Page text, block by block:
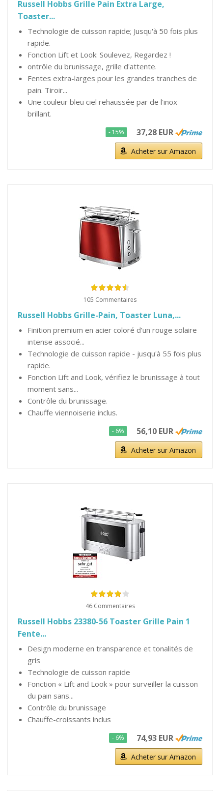
Russell Hobbs Grille Pain Extra Large,
Toaster...
Technologie de cuisson rapide; Jusqu'à 50 fois plus
rapide.
Fonction Lift et Look: Soulevez, Regardez !
ontrôle du brunissage, grille d'attente.
Fentes extra-larges pour les grandes tranches de
pain. Tiroir...
Une couleur bleu ciel rehaussée par de l'inox
brillant.
- 15% 37,28 EUR
Acheter sur Amazon
105 Commentaires
Russell Hobbs Grille-Pain, Toaster Luna,...
Finition premium en acier coloré d'un rouge solaire
intense associé...
Technologie de cuisson rapide - jusqu'à 55 fois plus
rapide.
Fonction Lift and Look, vérifiez le brunissage à tout
moment sans...
Contrôle du brunissage.
Chauffe viennoiserie inclus.
- 6% 56,10 EUR
Acheter sur Amazon
46 Commentaires
Russell Hobbs 23380-56 Toaster Grille Pain 1
Fente...
Design moderne en transparence et tonalités de
gris
Technologie de cuisson rapide
Fonction « Lift and Look » pour surveiller la cuisson
du pain sans...
Contrôle du brunissage
Chauffe-croissants inclus
- 6% 74,93 EUR
Acheter sur Amazon